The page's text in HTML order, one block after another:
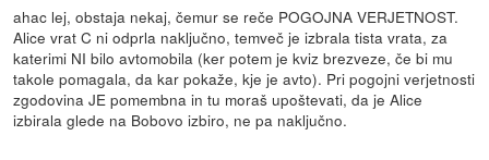
ahac lej, obstaja nekaj, čemur se reče POGOJNA VERJETNOST.
Alice vrat C ni odprla naključno, temveč je izbrala tista vrata, za
katerimi NI bilo avtomobila (ker potem je kviz brezveze, če bi mu
takole pomagala, da kar pokaže, kje je avto). Pri pogojni verjetnosti
zgodovina JE pomembna in tu moraš upoštevati, da je Alice
izbirala glede na Bobovo izbiro, ne pa naključno.